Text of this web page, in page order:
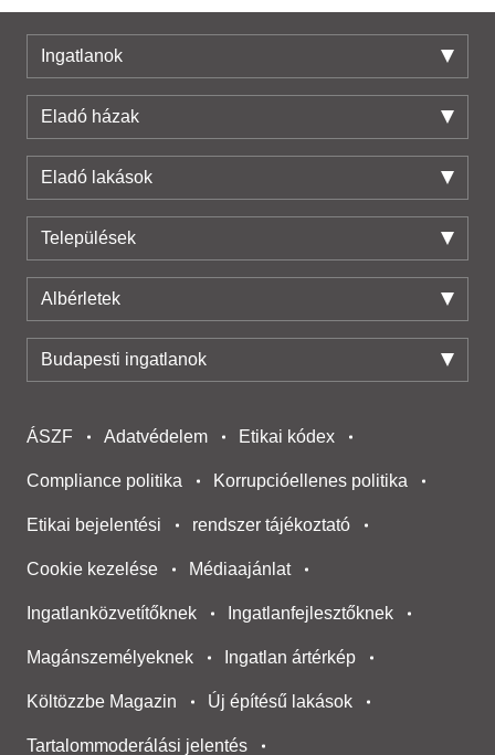
Ingatlanok
Eladó házak
Eladó lakások
Települések
Albérletek
Budapesti ingatlanok
ÁSZF Adatvédelem Etikai kódex
Compliance politika Korrupcióellenes politika
Etikai bejelentési rendszer tájékoztató
Cookie kezelése Médiaajánlat
Ingatlanközvetítőknek Ingatlanfejlesztőknek
Magánszemélyeknek Ingatlan ártérkép
Költözzbe Magazin Új építésű lakások
Tartalommoderálási jelentés